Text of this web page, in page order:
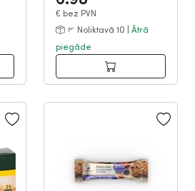
€ bez PVN
Noliktavā 10 | Ātrā
piegāde